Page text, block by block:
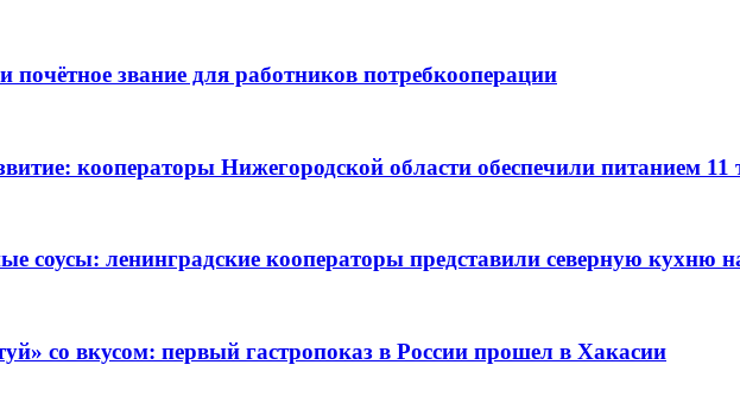
почётное звание для работников потребкооперации
кооператоры Нижегородской области обеспечили питанием
соусы: ленинградские кооператоры представили северную кухню
со вкусом: первый гастропоказ в России прошел в Хакасии